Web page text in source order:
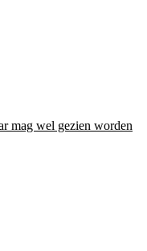
mag wel gezien worden